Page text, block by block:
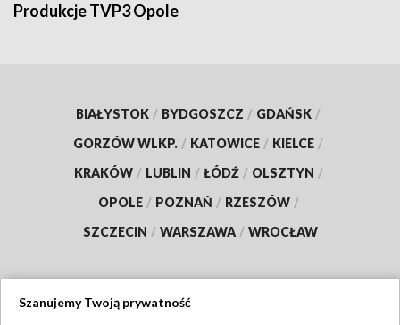
Produkcje TVP3 Opole
BIAŁYSTOK / BYDGOSZCZ / GDAŃSK /
GORZÓW WLKP. / KATOWICE / KIELCE /
KRAKÓW / LUBLIN / ŁÓDŹ / OLSZTYN /
OPOLE / POZNAŃ / RZESZÓW /
SZCZECIN / WARSZAWA / WROCŁAW
Szanujemy Twoją prywatność